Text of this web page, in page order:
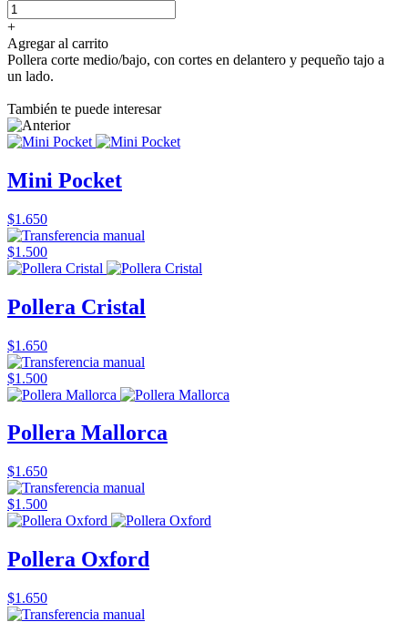
+
Agregar al carrito
Pollera corte medio/bajo, con cortes en delantero y pequeño tajo a
un lado.
También te puede interesar
Mini Pocket
$1.650
$1.500
Pollera Cristal
$1.650
$1.500
Pollera Mallorca
$1.650
$1.500
Pollera Oxford
$1.650